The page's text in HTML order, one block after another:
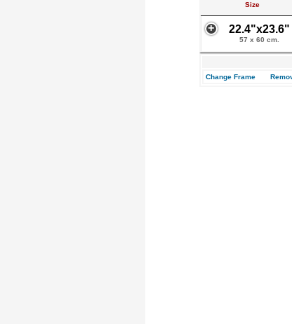
Size
22.4"x23.6"
57 x 60 cm.
Change Frame